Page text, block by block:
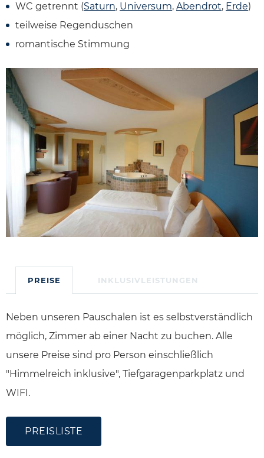
WC getrennt (Saturn, Universum, Abendrot, Erde)
teilweise Regenduschen
romantische Stimmung
PREISE INKLUSIVLEISTUNGEN
Neben unseren Pauschalen ist es selbstverständlich
möglich, Zimmer ab einer Nacht zu buchen. Alle
unsere Preise sind pro Person einschließlich
"Himmelreich inklusive", Tiefgaragenparkplatz und
WIFI.
PREISLISTE